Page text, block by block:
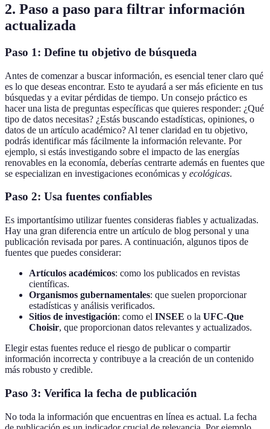
2. Paso a paso para filtrar información
actualizada
Paso 1: Define tu objetivo de búsqueda
Antes de comenzar a buscar información, es esencial tener claro qué
es lo que deseas encontrar. Esto te ayudará a ser más eficiente en tus
búsquedas y a evitar pérdidas de tiempo. Un consejo práctico es
hacer una lista de preguntas específicas que quieres responder: ¿Qué
tipo de datos necesitas? ¿Estás buscando estadísticas, opiniones, o
datos de un artículo académico? Al tener claridad en tu objetivo,
podrás identificar más fácilmente la información relevante. Por
ejemplo, si estás investigando sobre el impacto de las energías
renovables en la economía, deberías centrarte además en fuentes que
se especializan en investigaciones económicas y ecológicas.
Paso 2: Usa fuentes confiables
Es importantísimo utilizar fuentes consideras fiables y actualizadas.
Hay una gran diferencia entre un artículo de blog personal y una
publicación revisada por pares. A continuación, algunos tipos de
fuentes que puedes considerar:
Artículos académicos: como los publicados en revistas
científicas.
Organismos gubernamentales: que suelen proporcionar
estadísticas y análisis verificados.
Sitios de investigación: como el INSEE o la UFC-Que
Choisir, que proporcionan datos relevantes y actualizados.
Elegir estas fuentes reduce el riesgo de publicar o compartir
información incorrecta y contribuye a la creación de un contenido
más robusto y credible.
Paso 3: Verifica la fecha de publicación
No toda la información que encuentras en línea es actual. La fecha